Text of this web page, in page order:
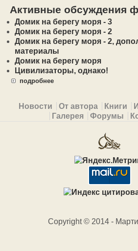
Активные обсуждения
Домик на берегу моря - 3
Домик на берегу моря - 2
Домик на берегу моря - 2,
материалы
Домик на берегу моря
Цивилизаторы, однако!
подробнее
Primary menu
Новости От автора Книги
Галерея
Форумы
Copyright © 2014 -